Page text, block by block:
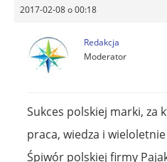
2017-02-08 o 00:18
Redakcja
Moderator
Sukces polskiej marki, za
praca, wiedza i
Śpiwór polskiej firmy